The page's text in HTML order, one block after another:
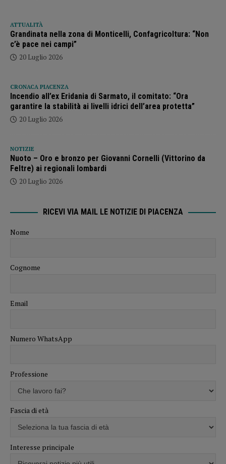
ATTUALITÀ
Grandinata nella zona di Monticelli, Confagricoltura: “Non
c’è pace nei campi”
20 Luglio 2026
CRONACA PIACENZA
Incendio all’ex Eridania di Sarmato, il comitato: “Ora
garantire la stabilità ai livelli idrici dell’area protetta”
20 Luglio 2026
NOTIZIE
Nuoto – Oro e bronzo per Giovanni Cornelli (Vittorino da
Feltre) ai regionali lombardi
20 Luglio 2026
RICEVI VIA MAIL LE NOTIZIE DI PIACENZA
Nome
Cognome
Email
Numero WhatsApp
Professione
Fascia di età
Interesse principale